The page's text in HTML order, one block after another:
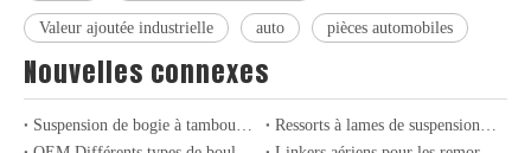
Valeur ajoutée industrielle auto pièces automobiles
Nouvelles connexes